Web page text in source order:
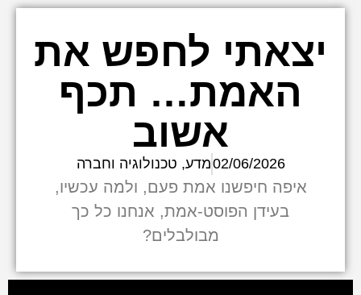
יצאתי לחפש את
האמת… תכף
אשוב
02/06/2026מדע, טכנולוגיה וחברה
איפה חיפשנו אמת פעם, ולמה עכשיו,
בעידן הפוסט-אמת, אנחנו כל כך
מבולבלים?